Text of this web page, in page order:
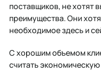
поставщиков, не хотят
преимущества. Они
необходимое здесь и
С хорошим объемом
считать